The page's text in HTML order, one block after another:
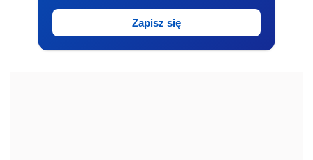
Zapisz się